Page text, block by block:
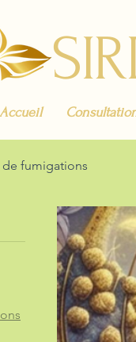
Accueil
de fumigations